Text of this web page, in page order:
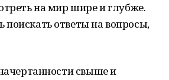
на мир шире и глубже.
ответы на вопросы,
свыше и